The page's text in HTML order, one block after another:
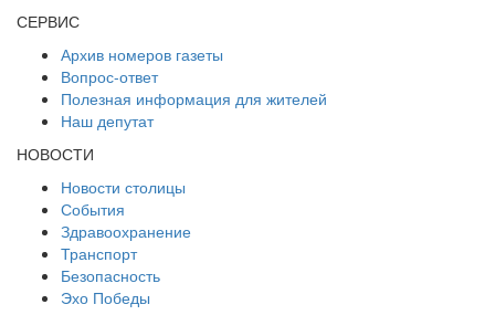
СЕРВИС
Архив номеров газеты
Вопрос-ответ
Полезная информация для жителей
Наш депутат
НОВОСТИ
Новости столицы
События
Здравоохранение
Транспорт
Безопасность
Эхо Победы